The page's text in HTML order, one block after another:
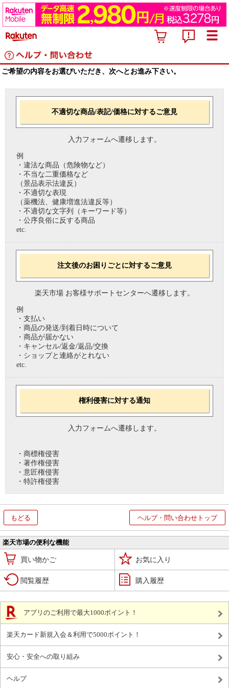
ご希望の内容をお選びいただき、次へとお進み下さい。
不適切な商品/表記/価格に対するご意見
入力フォームへ遷移します。
例
・違法な商品（危険物など）
・不当な二重価格など
（景品表示法違反）
・不適切な表現
（薬機法、健康増進法違反等）
・不適切な文字列（キーワード等）
・公序良俗に反する商品
etc.
注文後のお困りごとに対するご意見
楽天市場 お客様サポートセンターへ遷移します。
例
・支払い
・商品の発送/到着日時について
・商品が届かない
・キャンセル/返金/返品/交換
・ショップと連絡がとれない
etc.
権利侵害に対する通知
入力フォームへ遷移します。
・商標権侵害
・著作権侵害
・意匠権侵害
・特許権侵害
もどる ヘルプ・問い合わせトップ
楽天市場の便利な機能
買い物かご お気に入り
閲覧履歴 購入履歴
アプリのご利用で最大1000ポイント！
楽天カード新規入会＆利用で5000ポイント！
安心・安全への取り組み
ヘルプ